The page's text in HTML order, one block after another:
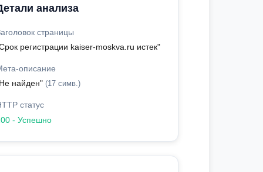
анализа
страницы
регистрации kaiser-moskva.ru истек"
описание
найден" (17 симв.)
статус
- Успешно